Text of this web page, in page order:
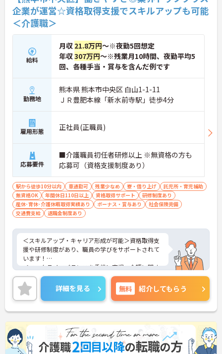
企業が運営☆資格取得支援でスキルアップも可能
＜介護職＞
給料
月収 21.8万円～※夜勤5回想定
年収307万円～※残業月10時間、夜勤平均5
回、各種手当・賞与を含んだ例です
勤務地
熊本県 熊本市中央区 白山1-1-11
ＪＲ豊肥本線「新水前寺駅」徒歩4分
雇用形態 正社員(正職員)
応募要件
■介護職員初任者研修以上 ※無資格の方も
応募可（資格支援制度あり）
駅から徒歩10分以内 車通勤可 残業少なめ 寮・借り上げ
託児所・育児補助
無資格OK
年間休日110日以上 資格取得サポート
研修制度あり
産休･育休･介護休暇取得実績あり
ボーナス・賞与あり
社会保険完備
交通費支給
退職金制度あり
＜スキルアップ・キャリア形成が可能＞資格取得支
援や研修制度があり、職員の学びをサポートされて
います！
＜ワークライフバランスを重視＞育児・介護に関す
る制度や社宅制度、各種手当など、長く安心して働
きやすい環境が整っています。
＜寄り添ったケアの実施＞利用者さまに深く寄り添
ったサービスの提供を目指し、職員の専門性を高め
るような人材育成にも注力されています。
ご興味のある方には、面接対策ポイント等、さらに
詳細をお話ししますのでお気軽にご相談ください！
詳細を見る 無料 紹介してもらう